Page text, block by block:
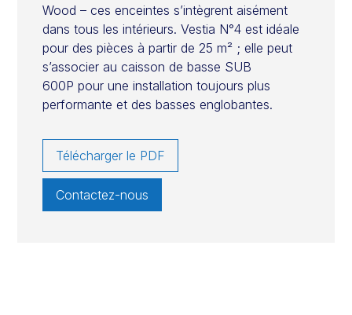
Wood – ces enceintes s’intègrent aisément
dans tous les intérieurs. Vestia N°4 est idéale
pour des pièces à partir de 25 m² ; elle peut
s’associer au caisson de basse SUB
600P pour une installation toujours plus
performante et des basses englobantes.
Télécharger le PDF
Contactez-nous